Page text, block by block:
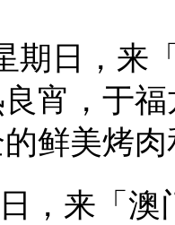
，来「